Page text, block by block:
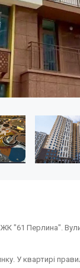
"61 Перлина".
У квартирі